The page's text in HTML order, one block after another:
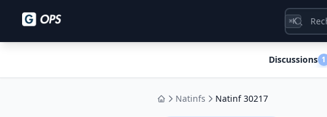
⌘K
Discussions 1
AccueilNatinfs Natinf 30217